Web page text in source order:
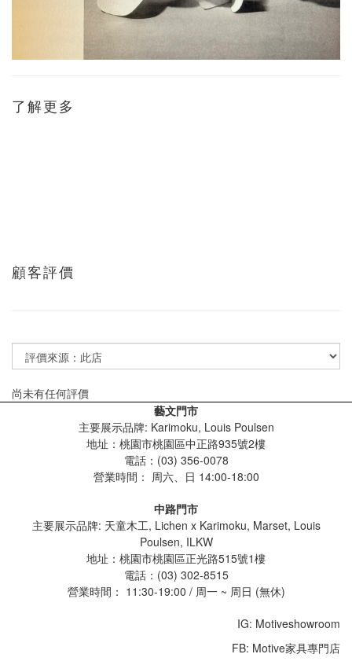
了解更多
顧客評價
尚未有任何評價
藝文門市
主要展示品牌: Karimoku, Louis Poulsen
地址：桃園市桃園區中正路935號2樓
電話：(03) 356-0078
營業時間： 周六、日 14:00-18:00
中路門市
主要展示品牌: 天童木工, Lichen x Karimoku, Marset, Louis
Poulsen, ILKW
地址：桃園市桃園區正光路515號1樓
電話：(03) 302-8515
營業時間： 11:30-19:00 / 周一 ~ 周日 (無休)
IG: Motiveshowroom
FB: Motive家具專門店